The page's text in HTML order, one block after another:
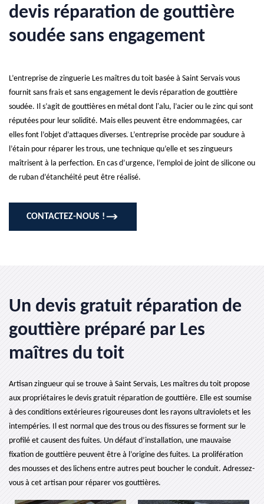
devis réparation de gouttière
soudée sans engagement
L’entreprise de zinguerie Les maîtres du toit basée à Saint Servais vous
fournit sans frais et sans engagement le devis réparation de gouttière
soudée. Il s’agit de gouttières en métal dont l'alu, l’acier ou le zinc qui sont
réputées pour leur solidité. Mais elles peuvent être endommagées, car
elles font l’objet d’attaques diverses. L’entreprise procède par soudure à
l’étain pour réparer les trous, une technique qu’elle et ses zingueurs
maîtrisent à la perfection. En cas d’urgence, l’emploi de joint de silicone ou
de ruban d’étanchéité peut être réalisé.
CONTACTEZ-NOUS !
Un devis gratuit réparation de
gouttière préparé par Les
maîtres du toit
Artisan zingueur qui se trouve à Saint Servais, Les maîtres du toit propose
aux propriétaires le devis gratuit réparation de gouttière. Elle est soumise
à des conditions extérieures rigoureuses dont les rayons ultraviolets et les
intempéries. Il est normal que des trous ou des fissures se forment sur le
profilé et causent des fuites. Un défaut d’installation, une mauvaise
fixation de gouttière peuvent être à l’origine des fuites. La prolifération
des mousses et des lichens entre autres peut boucher le conduit. Adressez-
vous à cet artisan pour réparer vos gouttières.